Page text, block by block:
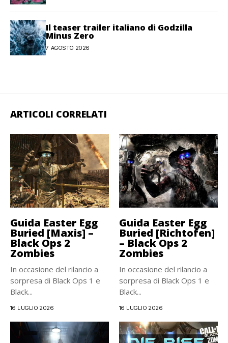
Il teaser trailer italiano di Godzilla
Minus Zero
7 AGOSTO 2026
ARTICOLI CORRELATI
Guida Easter Egg
Buried [Maxis] –
Black Ops 2
Zombies
In occasione del rilancio a
sorpresa di Black Ops 1 e
Black...
16 LUGLIO 2026
Guida Easter Egg
Buried [Richtofen]
– Black Ops 2
Zombies
In occasione del rilancio a
sorpresa di Black Ops 1 e
Black...
16 LUGLIO 2026